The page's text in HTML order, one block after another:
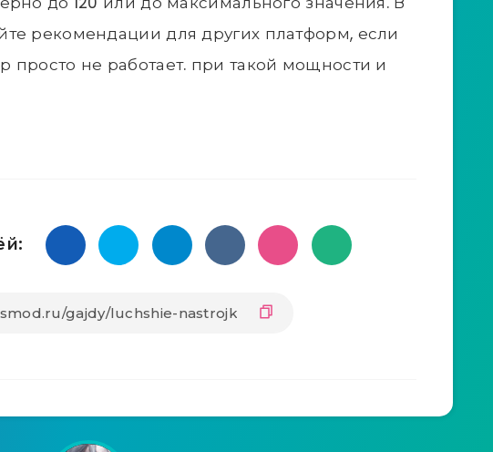
рекомендации для других платформ, если
просто не работает. при такой мощности и